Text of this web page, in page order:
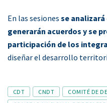
En las sesiones se
generarán acuerdos y se
participación de los
diseñar el desarrollo
Tags
CDT CNDT
COMITÉ DE